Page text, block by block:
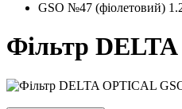
GSO №47 (фіолетовий)
Фільтр